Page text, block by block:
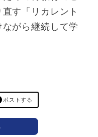
す「リカレント
がら継続して学
ポストする